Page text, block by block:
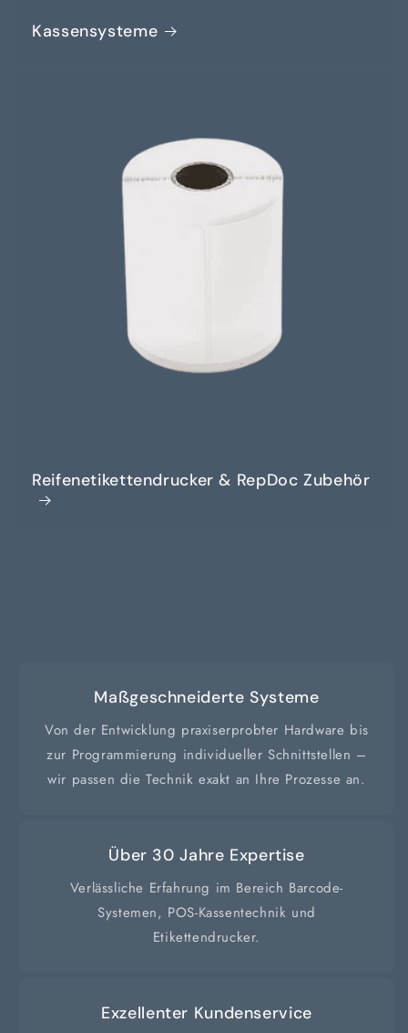
Kassensysteme
Reifenetikettendrucker & RepDoc Zubehör
Maßgeschneiderte Systeme
Von der Entwicklung praxiserprobter Hardware bis
zur Programmierung individueller Schnittstellen –
wir passen die Technik exakt an Ihre Prozesse an.
Über 30 Jahre Expertise
Verlässliche Erfahrung im Bereich Barcode-
Systemen, POS-Kassentechnik und
Etikettendrucker.
Exzellenter Kundenservice